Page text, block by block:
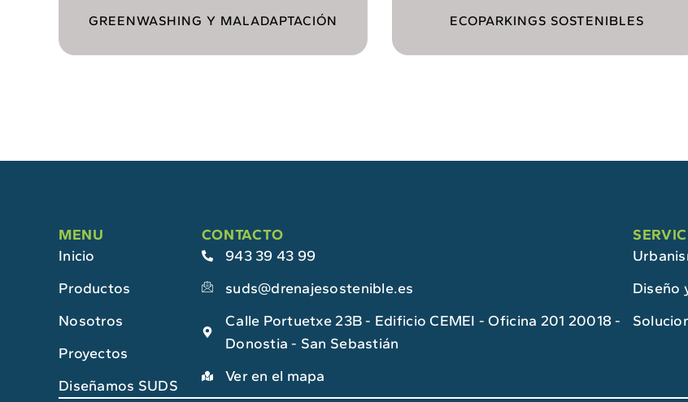
GREENWASHING Y MALADAPTACIÓN ECOPARKINGS SOSTENIBLES
MENU
Inicio
Productos
Nosotros
Proyectos
Diseñamos SUDS
CONTACTO
943 39 43 99
suds@drenajesostenible.es
Calle Portuetxe 23B - Edificio CEMEI - Oficina 201 20018 -
Donostia - San Sebastián
Ver en el mapa
Diseño